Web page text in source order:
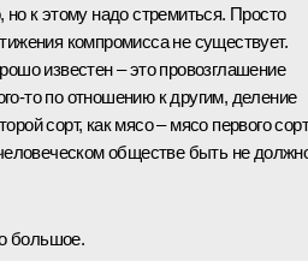
но к этому надо стремиться. Просто
компромисса не существует.
известен – это провозглашение
то по отношению к другим, деление
сорт, как мясо – мясо первого
обществе быть не
большое.